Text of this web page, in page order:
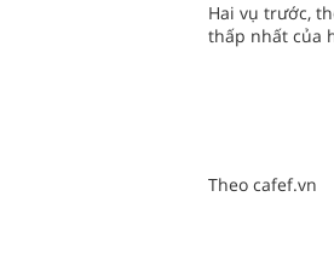
Hai vụ trước,
thấp nhất của
Theo cafef.vn